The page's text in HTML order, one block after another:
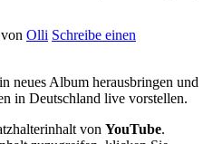
Olli Schreibe einen
neues Album herausbringen und
in Deutschland live vorstellen.
von YouTube.